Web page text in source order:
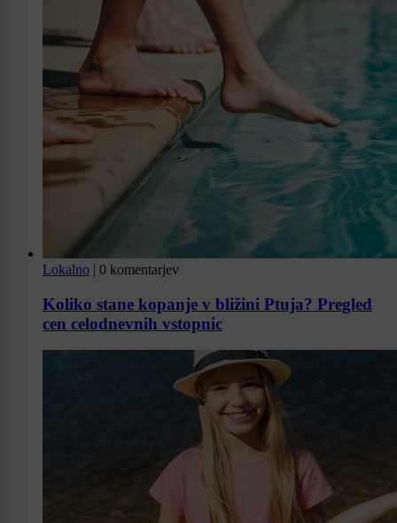
Lokalno | 0 komentarjev
Koliko stane kopanje v bližini Ptuja? Pregled
cen celodnevnih vstopnic